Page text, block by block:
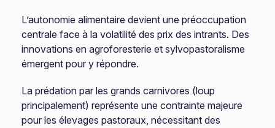
L’autonomie alimentaire devient une préoccupation
centrale face à la volatilité des prix des intrants. Des
innovations en agroforesterie et sylvopastoralisme
émergent pour y répondre.
La prédation par les grands carnivores (loup
principalement) représente une contrainte majeure
pour les élevages pastoraux, nécessitant des